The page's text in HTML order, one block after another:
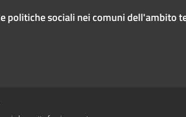
politiche sociali nei comuni dell'ambito